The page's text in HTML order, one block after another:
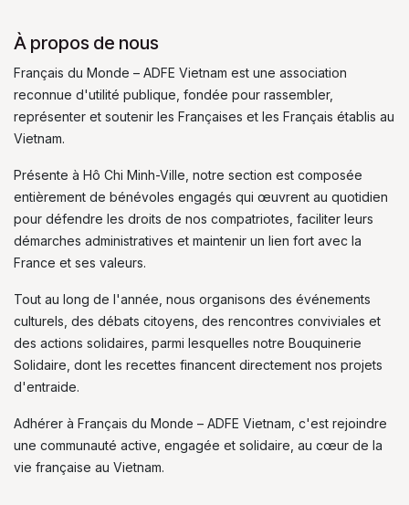
À propos de nous
Français du Monde – ADFE Vietnam est une association
reconnue d'utilité publique, fondée pour rassembler,
représenter et soutenir les Françaises et les Français établis au
Vietnam.
Présente à Hô Chi Minh-Ville, notre section est composée
entièrement de bénévoles engagés qui œuvrent au quotidien
pour défendre les droits de nos compatriotes, faciliter leurs
démarches administratives et maintenir un lien fort avec la
France et ses valeurs.
Tout au long de l'année, nous organisons des événements
culturels, des débats citoyens, des rencontres conviviales et
des actions solidaires, parmi lesquelles notre Bouquinerie
Solidaire, dont les recettes financent directement nos projets
d'entraide.
Adhérer à Français du Monde – ADFE Vietnam, c'est rejoindre
une communauté active, engagée et solidaire, au cœur de la
vie française au Vietnam.